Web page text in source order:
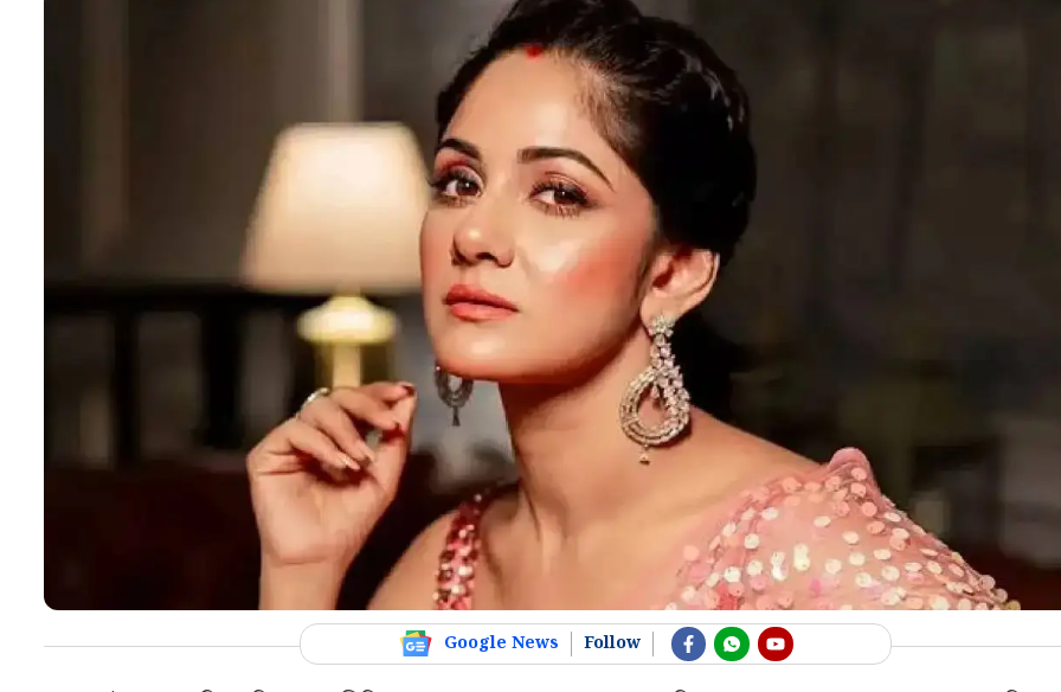
Google News Follow